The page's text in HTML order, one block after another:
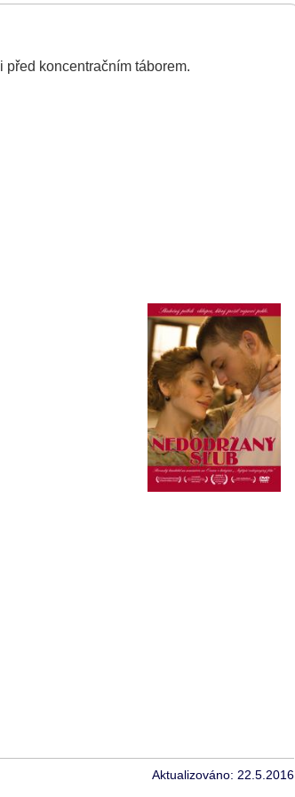
koncentračním táborem.
Aktualizováno: 22.5.2016